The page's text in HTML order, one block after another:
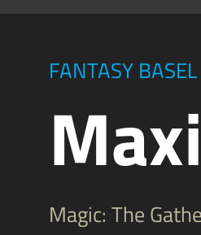
FANTASY BASEL
Magic: The